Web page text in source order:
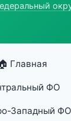
🏠 Главная
ФО
Западный ФО